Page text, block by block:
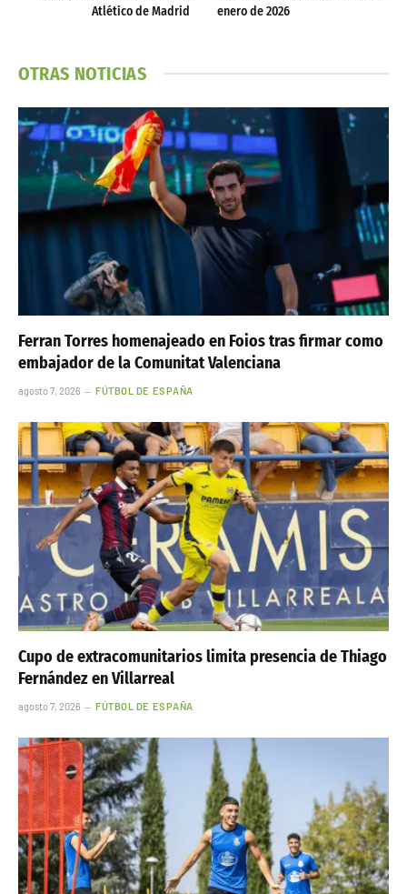
Atlético de Madrid
enero de 2026
OTRAS NOTICIAS
Ferran Torres homenajeado en Foios tras firmar como
embajador de la Comunitat Valenciana
agosto 7, 2026 FÚTBOL DE ESPAÑA
Cupo de extracomunitarios limita presencia de Thiago
Fernández en Villarreal
agosto 7, 2026 FÚTBOL DE ESPAÑA